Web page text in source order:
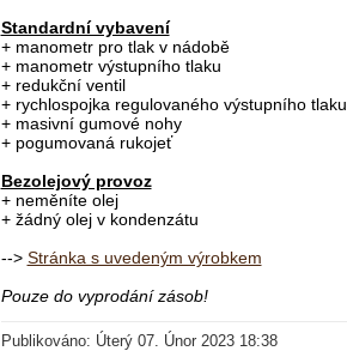
Standardní vybavení
+ manometr pro tlak v nádobě
+ manometr výstupního tlaku
+ redukční ventil
+ rychlospojka regulovaného výstupního tlaku
+ masivní gumové nohy
+ pogumovaná rukojeť
Bezolejový provoz
+ neměníte olej
+ žádný olej v kondenzátu
--> Stránka s uvedeným výrobkem
Pouze do vyprodání zásob!
Publikováno: Úterý 07. Únor 2023 18:38